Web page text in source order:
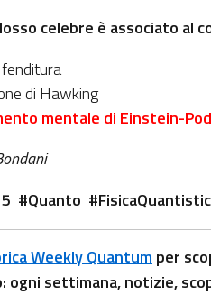
celebre è associato
di Hawking
mentale di Einstein-
#Quanto
Weekly Quantum per
settimana, notizie,